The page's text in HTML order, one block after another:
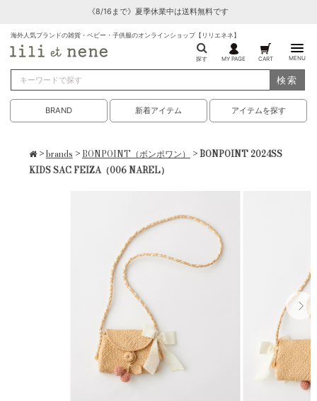
《8/16まで》夏季休業中は送料無料です
海外人気ブランドの雑貨・ベビー・子供服のオンラインショップ【リリエネネ】
探す MY PAGE CART MENU
検索
BRAND 新着アイテム アイテムを探す
>brands > BONPOINT（ボンポワン） > BONPOINT 2024SS
KIDS SAC FEIZA（006 NAREL）